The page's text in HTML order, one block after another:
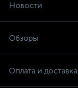
Новости
Обзоры
Оплата и доставка